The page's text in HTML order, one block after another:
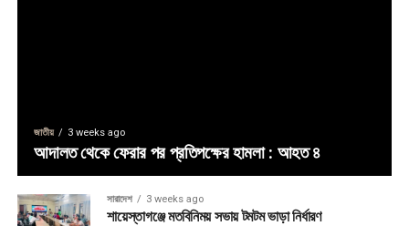
জাতীয় 3 weeks ago
আদালত থেকে ফেরার পর প্রতিপক্ষের হামলা : আহত ৪
সারাদেশ 3 weeks ago
শায়েস্তাগঞ্জে মতবিনিময় সভায় টমটম ভাড়া নির্ধারণ